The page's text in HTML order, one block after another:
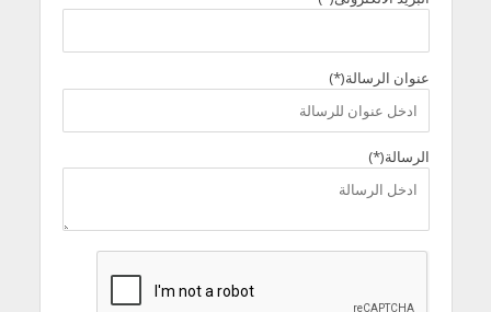
عنوان الرسالة(*)
الرسالة(*)